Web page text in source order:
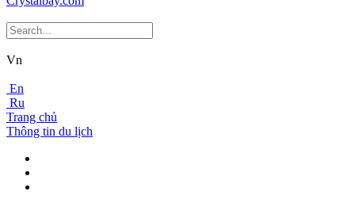
Vn
En
Ru
Trang chủ
Thông tin du lịch